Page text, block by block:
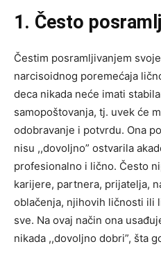
1. Često
Čestim posramljivanjem
narcisoidnog poremećaja
deca nikada neće imati
samopoštovanja, tj. uvek će
odobravanje i potvrdu. Ona
nisu ,,dovoljno” ostvarila
profesionalno i lično. Često
karijere, partnera, prijatelja,
oblačenja, njihovih ličnosti ili
sve. Na ovaj način ona
nikada ,,dovoljno dobri”, šta